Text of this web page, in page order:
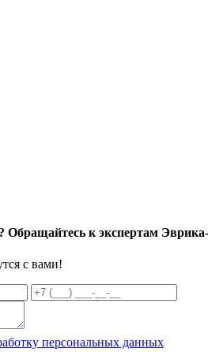
Обращайтесь к экспертам
c вами!
персональных данных